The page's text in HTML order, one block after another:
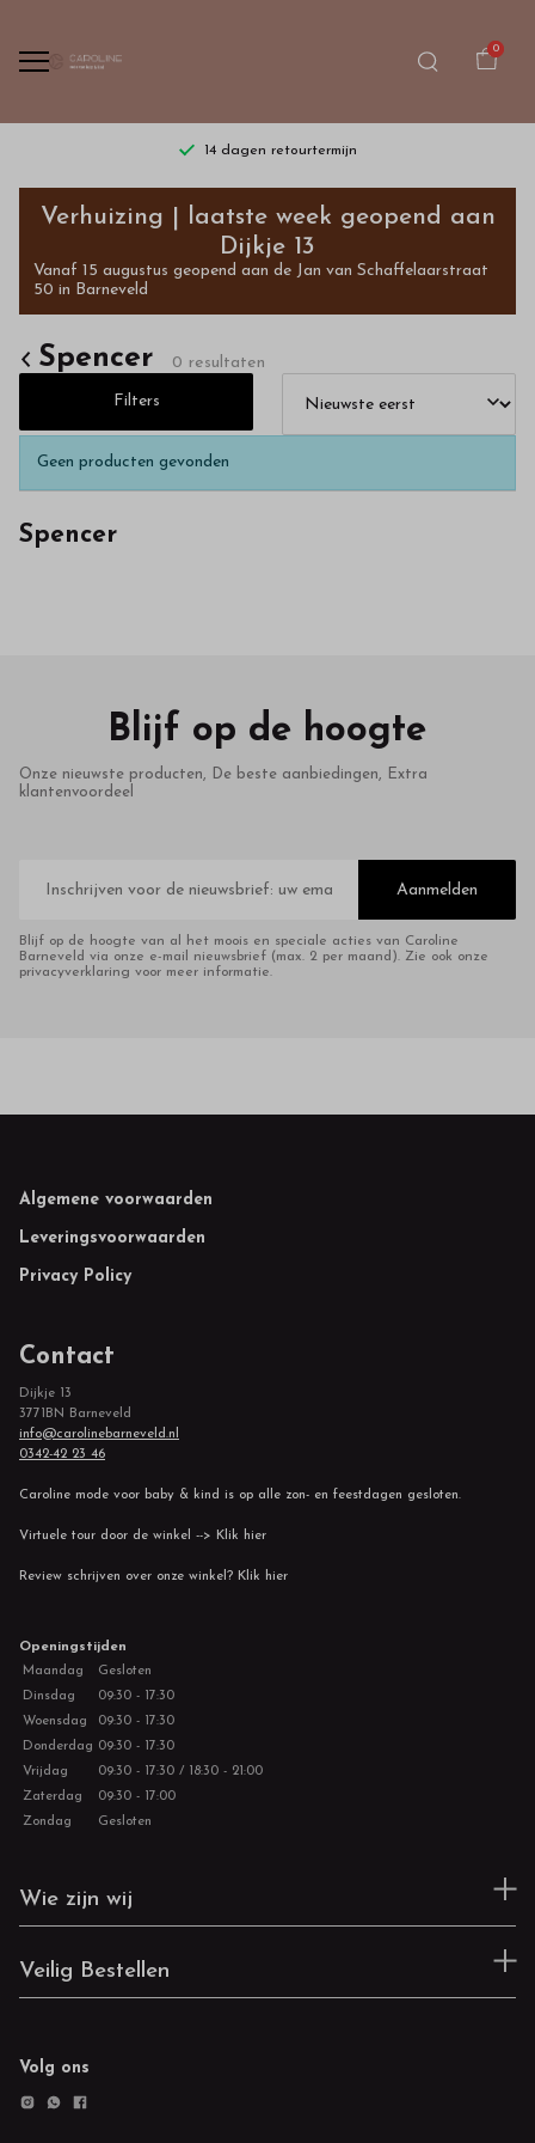
0
14 dagen retourtermijn
Spencer
Bestel
kinderkleding
hoge
kwaliteit
in
Verhuizing | laatste week geopend aan
Dijkje 13
Vanaf 15 augustus geopend aan de Jan van Schaffelaarstraat
50 in Barneveld
Spencer 0 resultaten
Filters
Geen producten gevonden
Spencer
Blijf op de hoogte
Onze nieuwste producten, De beste aanbiedingen, Extra
klantenvoordeel
mailadres
Aanmelden
Blijf op de hoogte van al het moois en speciale acties van Caroline
Barneveld via onze e-mail nieuwsbrief (max. 2 per maand). Zie ook onze
privacyverklaring voor meer informatie.
Footer
Algemene voorwaarden
Leveringsvoorwaarden
Privacy Policy
Contact
Dijkje 13
3771BN Barneveld
info@carolinebarneveld.nl
0342-42 23 46
Caroline mode voor baby & kind is op alle zon- en feestdagen gesloten.
Virtuele tour door de winkel --> Klik hier
Review schrijven over onze winkel? Klik hier
Openingstijden
Maandag
Gesloten
Dinsdag
09:30 - 17:30
Woensdag
09:30 - 17:30
Donderdag 09:30 - 17:30
Vrijdag
09:30 - 17:30 / 18:30 - 21:00
Zaterdag
09:30 - 17:00
Zondag
Gesloten
Wie zijn wij
Veilig Bestellen
Volg ons